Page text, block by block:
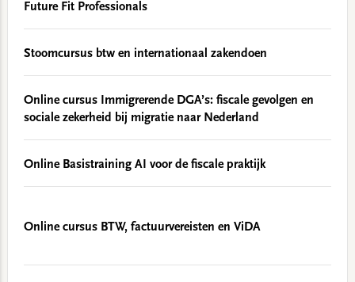
Future Fit Professionals
Stoomcursus btw en internationaal zakendoen
Online cursus Immigrerende DGA’s: fiscale gevolgen en
sociale zekerheid bij migratie naar Nederland
Online Basistraining AI voor de fiscale praktijk
Online cursus BTW, factuurvereisten en ViDA